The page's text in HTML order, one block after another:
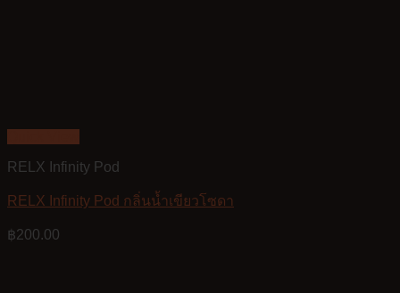
RELX Infinity Pod
RELX Infinity Pod กลิ่นน้ำเขียวโซดา
฿200.00